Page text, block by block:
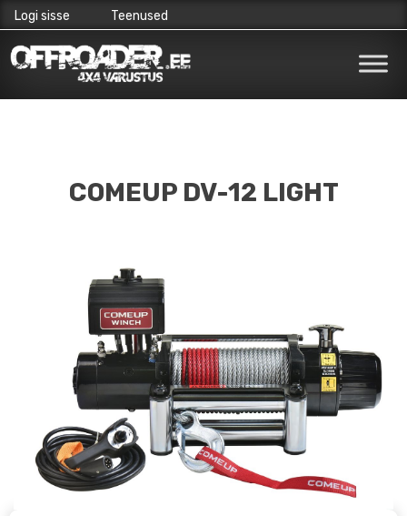
to
Logi sisse Teenused
COMEUP DV-12 LIGHT